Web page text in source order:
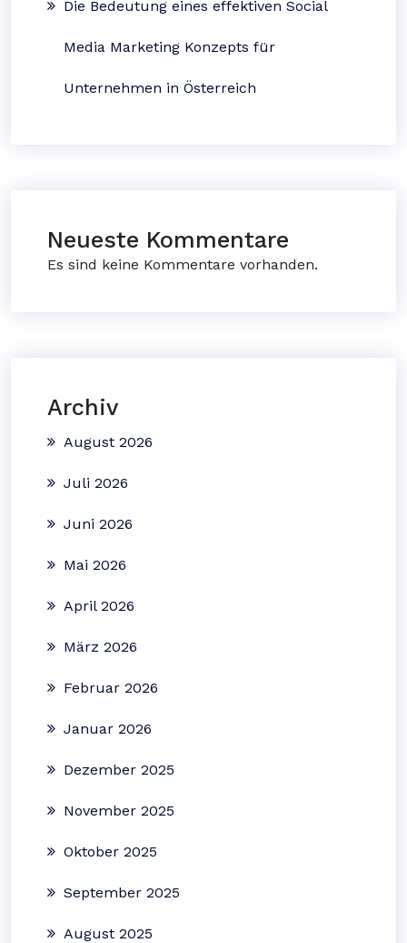
Die Bedeutung eines effektiven Social
Media Marketing Konzepts für
Unternehmen in Österreich
Neueste Kommentare
Es sind keine Kommentare vorhanden.
Archiv
August 2026
Juli 2026
Juni 2026
Mai 2026
April 2026
März 2026
Februar 2026
Januar 2026
Dezember 2025
November 2025
Oktober 2025
September 2025
August 2025